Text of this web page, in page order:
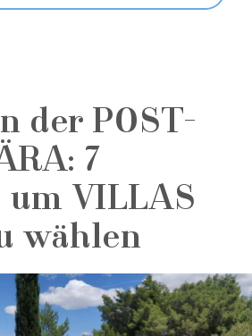
der POST-
7
um VILLAS
wählen